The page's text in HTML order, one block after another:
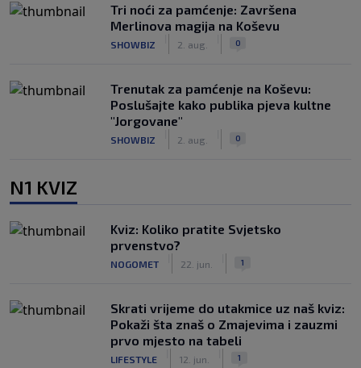
Tri noći za pamćenje: Završena
Merlinova magija na Koševu
SHOWBIZ 2. aug. 0
Trenutak za pamćenje na Koševu:
Poslušajte kako publika pjeva kultne
"Jorgovane"
SHOWBIZ 2. aug. 0
N1 KVIZ
Kviz: Koliko pratite Svjetsko
prvenstvo?
NOGOMET 22. jun. 1
Skrati vrijeme do utakmice uz naš kviz:
Pokaži šta znaš o Zmajevima i zauzmi
prvo mjesto na tabeli
LIFESTYLE 12. jun. 1